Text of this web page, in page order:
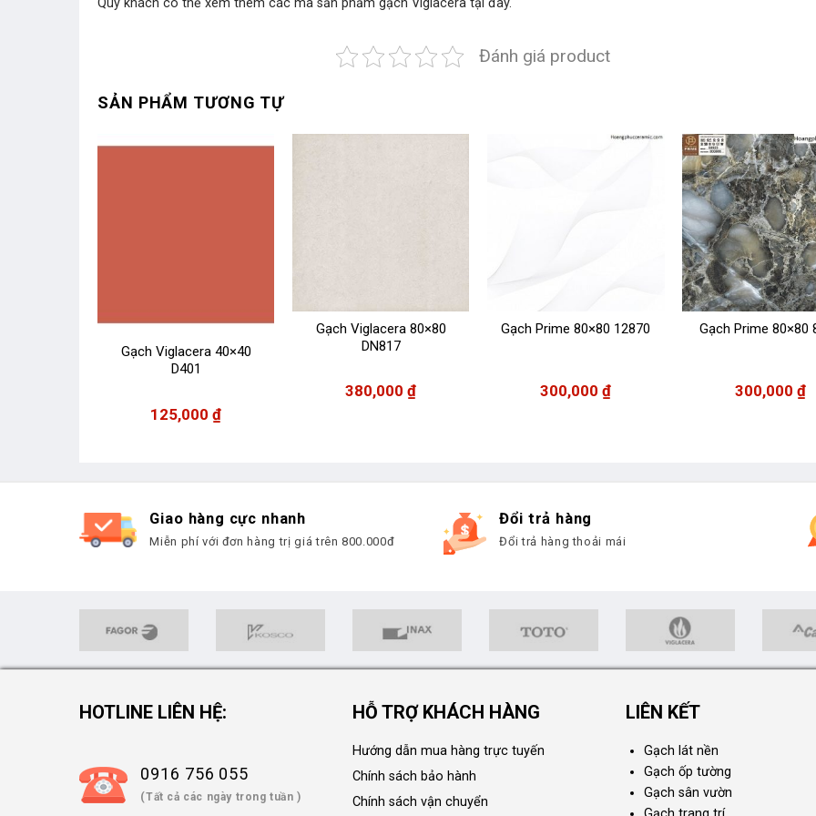
Quý khách có thể xem thêm các mã sản phẩm gạch Viglacera tại đây.
Đánh giá product
SẢN PHẨM TƯƠNG TỰ
Gạch Viglacera 40×40
D401
125,000₫
Gạch Viglacera 80×80
DN817
380,000₫
Gạch Prime 80×80 12870
300,000₫
Gạch Prime 80×80
300,000₫
Giao hàng cực nhanh
Miễn phí với đơn hàng trị giá trên 800.000đ
Đổi trả hàng
Đổi trả hàng thoải mái
HOTLINE LIÊN HỆ:
0916 756 055
(Tất cả các ngày trong tuần )
HỖ TRỢ KHÁCH HÀNG
Hướng dẫn mua hàng trực tuyến
Chính sách bảo hành
Chính sách vận chuyển
LIÊN KẾT
Gạch lát nền
Gạch ốp tường
Gạch sân vườn